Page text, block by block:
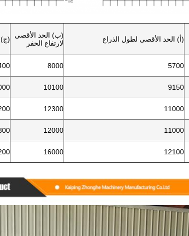
(أ) الحد الأقصى لطول الذراع
(ب) الحد الأقصى
لارتفاع الحفر
5700
8000
9150
10100
11000
12300
11000
12000
12100
16000